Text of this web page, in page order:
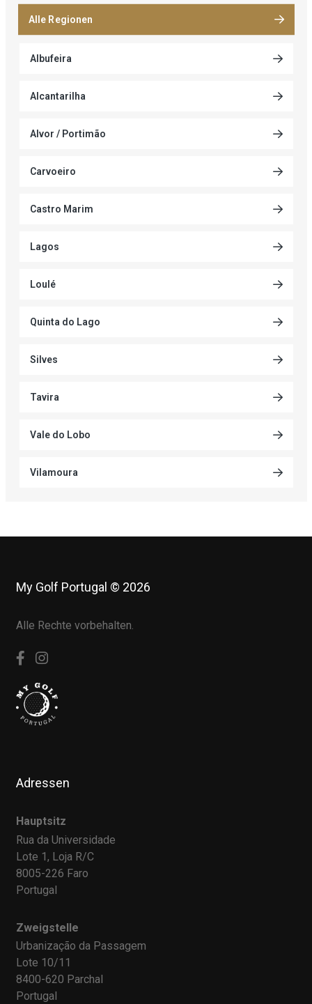
Alle Regionen
Albufeira
Alcantarilha
Alvor / Portimão
Carvoeiro
Castro Marim
Lagos
Loulé
Quinta do Lago
Silves
Tavira
Vale do Lobo
Vilamoura
My Golf Portugal © 2026
Alle Rechte vorbehalten.
Adressen
Hauptsitz
Rua da Universidade
Lote 1, Loja R/C
8005-226 Faro
Portugal
Zweigstelle
Urbanização da Passagem
Lote 10/11
8400-620 Parchal
Portugal